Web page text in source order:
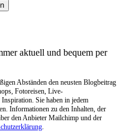
aktuell und bequem per
Abständen den neusten Blogbeitrag
Fotoreisen, Live-
Sie haben in jedem
Informationen zu den Inhalten, der
den Anbieter Mailchimp und der
.